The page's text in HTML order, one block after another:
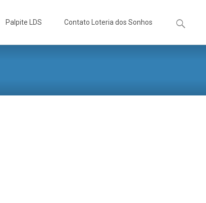
Palpite LDS Contato Loteria dos Sonhos
por: